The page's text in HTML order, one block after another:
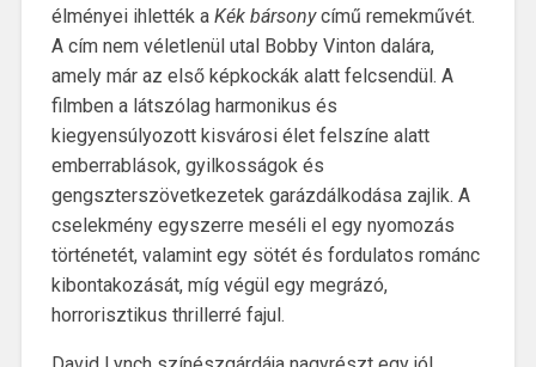
élményei ihlették a Kék bársonycímű remekművét.
A cím nem véletlenül utal Bobby Vinton dalára,
amely már az első képkockák alatt felcsendül. A
filmben a látszólag harmonikus és
kiegyensúlyozott kisvárosi élet felszíne alatt
emberrablások, gyilkosságok és
gengszterszövetkezetek garázdálkodása zajlik. A
cselekmény egyszerre meséli el egy nyomozás
történetét, valamint egy sötét és fordulatos románc
kibontakozását, míg végül egy megrázó,
horrorisztikus thrillerré fajul.